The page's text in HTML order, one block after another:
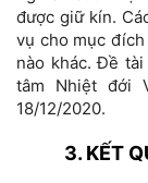
được giữ kín.
vụ cho mục
nào khác. Đề
tâm Nhiệt đới
18/12/2020.
3. KẾT